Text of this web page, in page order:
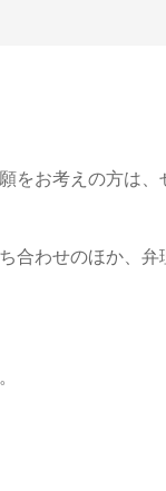
をお考えの方は
合わせのほか、